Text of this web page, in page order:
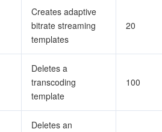
Creates adaptive
bitrate streaming
templates
20
Deletes a
transcoding
template
100
Deletes an